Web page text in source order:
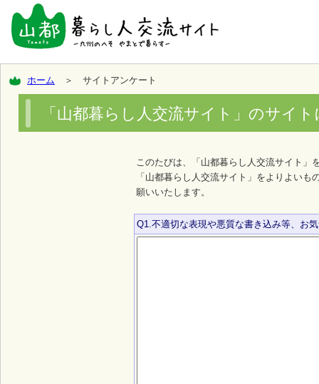
ホーム ＞ サイトアンケート
「山都暮らし人交流サイト」のサイ
このたびは、「山都暮らし人交流サイト」
「山都暮らし人交流サイト」をよりよい
願いいたします。
Q1.不適切な表現や悪質な書き込み等、お